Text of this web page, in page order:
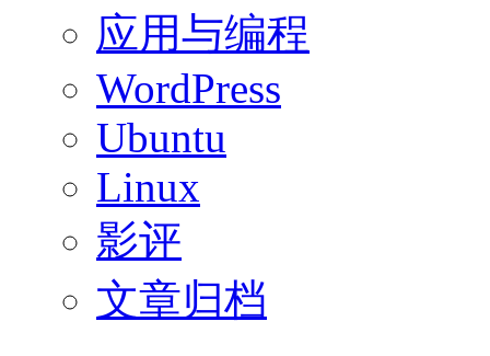
应用与编程
WordPress
Ubuntu
Linux
影评
文章归档